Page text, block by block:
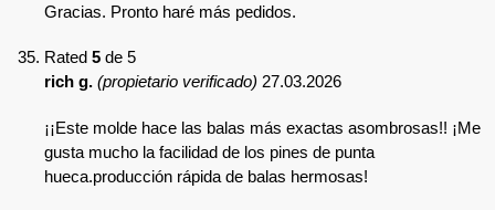
Gracias. Pronto haré más pedidos.
Rated 5 de 5
rich g. (propietario verificado) 27.03.2026
¡¡Este molde hace las balas más exactas asombrosas!! ¡Me
gusta mucho la facilidad de los pines de punta
hueca.producción rápida de balas hermosas!